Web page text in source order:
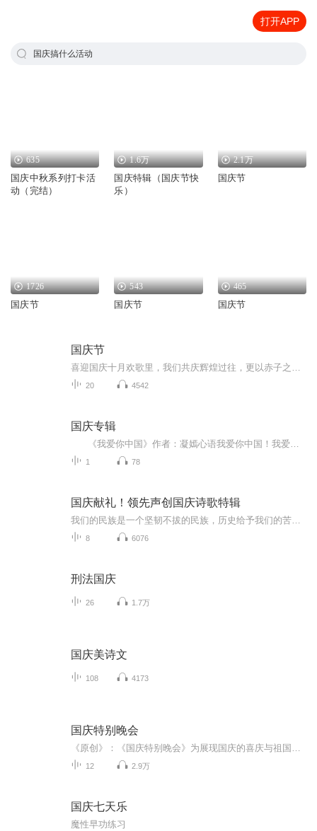
打开APP
国庆搞什么活动
635
国庆中秋系列打卡活
动（完结）
1.6万
国庆特辑（国庆节快
乐）
2.1万
国庆节
1726
国庆节
543
国庆节
465
国庆节
国庆节
20 4542
国庆专辑
1 78
国庆献礼！领先声创国庆诗歌特辑
8 6076
刑法国庆
26 1.7万
国庆美诗文
108 4173
国庆特别晚会
12 2.9万
国庆七天乐
魔性早功练习